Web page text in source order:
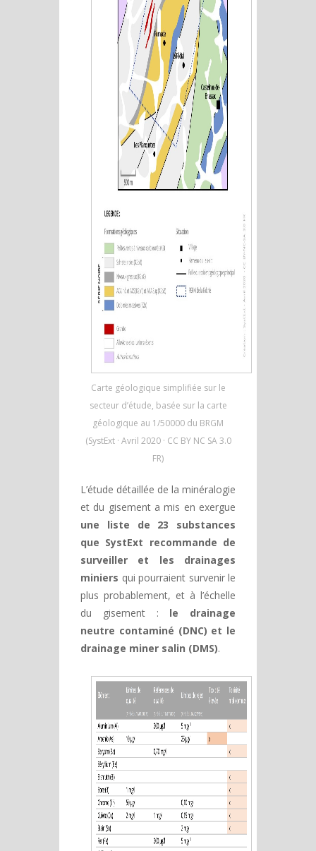
Carte géologique simplifiée sur le
secteur d’étude, basée sur la carte
géologique au 1/50000 du BRGM
(SystExt · Avril 2020 · CC BY NC SA 3.0
FR)
L’étude détaillée de la minéralogie
et du gisement a mis en exergue
une liste de 23 substances
que SystExt recommande de
surveiller et les drainages
miniers qui pourraient survenir le
plus probablement, et à l’échelle
du gisement : le drainage
neutre contaminé (DNC) et le
drainage miner salin (DMS).